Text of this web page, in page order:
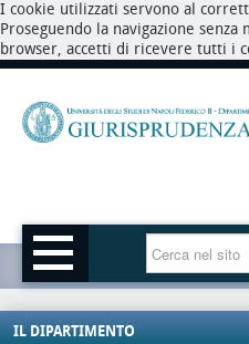
I cookie utilizzati servono al
Proseguendo la navigazione
browser, accetti di ricevere tutti i
IL DIPARTIMENTO